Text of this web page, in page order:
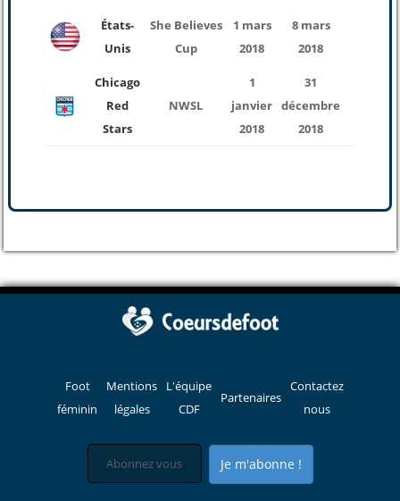
États-
Unis
She Believes
Cup
1 mars
2018
8 mars
2018
Chicago
Red
Stars
NWSL
1
janvier
2018
31
décembre
2018
Foot
féminin
Mentions
légales
L'équipe
CDF
Partenaires
Contactez
nous
Je m'abonne !